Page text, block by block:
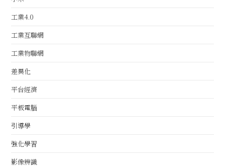
工業4.0
工業互聯網
工業物聯網
差異化
平台經濟
平板電腦
引導學
強化學習
影像辨識